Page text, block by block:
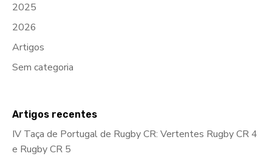
2025
2026
Artigos
Sem categoria
Artigos recentes
IV Taça de Portugal de Rugby CR: Vertentes Rugby CR 4
e Rugby CR 5